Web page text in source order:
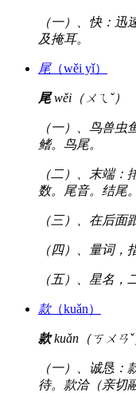
（一）、快：
及掩耳。
尾（wěi yǐ）
尾wěi（ㄨㄟˇ）
（一）、鸟兽
鳍。鸟尾。
（二）、末端
数。尾音。结尾
（三）、在后面
（四）、量词，
（五）、星名，
款（kuǎn）
款kuǎn（ㄎㄨㄢˇ
（一）、诚恳：
待。款洽（亲切